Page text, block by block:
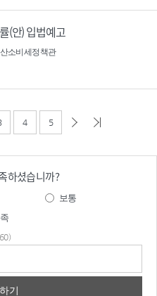
(안) 입법예고
소비세정책관
4 5
하셨습니까?
보통